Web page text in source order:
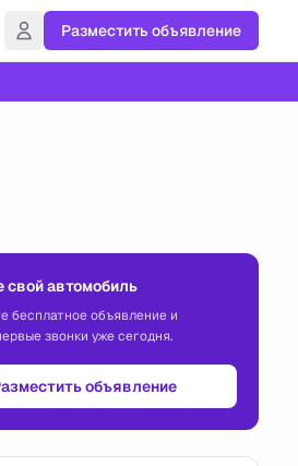
Разместить объявление
свой автомобиль
бесплатное объявление и
звонки уже сегодня.
объявление